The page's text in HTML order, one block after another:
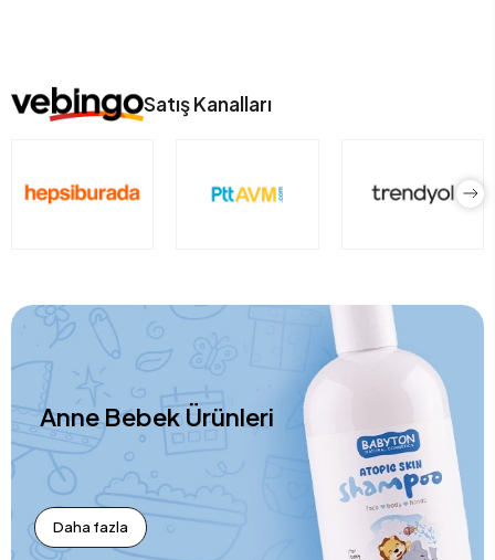
Satış Kanalları
Anne Bebek Ürünleri
Daha fazla